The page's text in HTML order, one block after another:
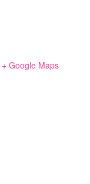
+ Google Maps